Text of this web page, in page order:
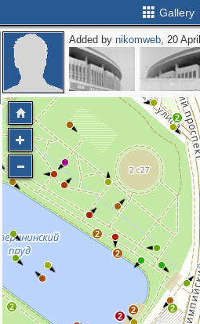
Gallery
Added bynikomweb, 20
2
2
2
2
2 2
2